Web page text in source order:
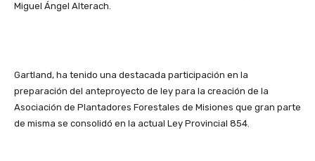
Miguel Ángel Alterach.
Gartland, ha tenido una destacada participación en la
preparación del anteproyecto de ley para la creación de la
Asociación de Plantadores Forestales de Misiones que gran parte
de misma se consolidó en la actual Ley Provincial 854.